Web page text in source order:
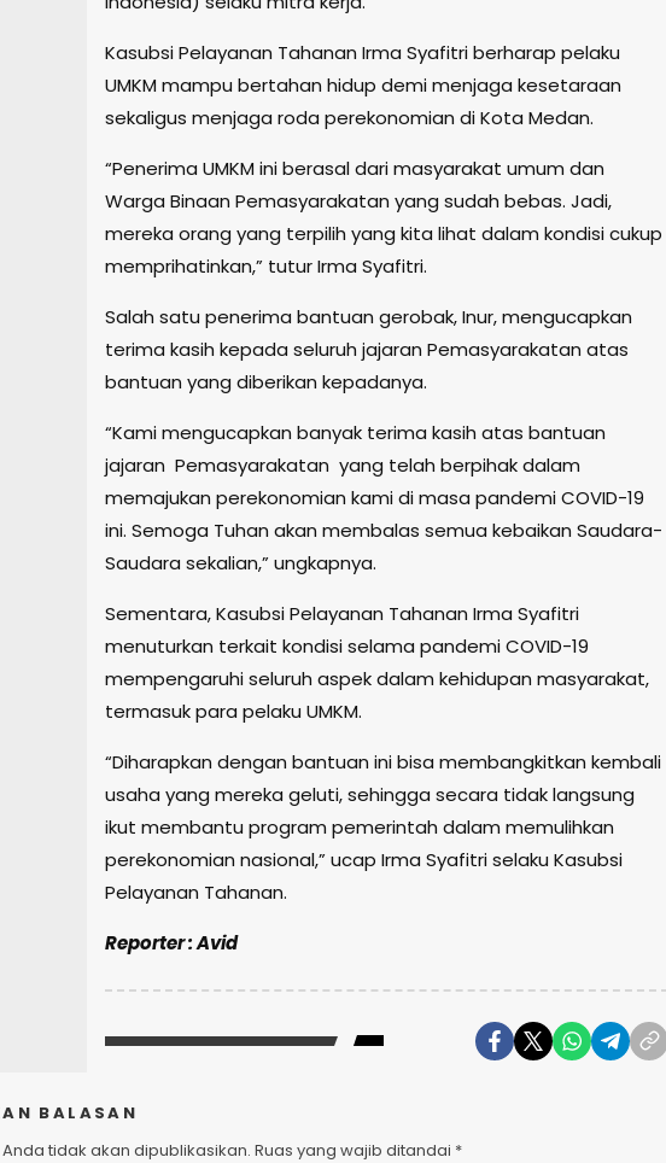
Kasubsi Pelayanan Tahanan Irma Syafitri berharap pelaku
UMKM mampu bertahan hidup demi menjaga kesetaraan
sekaligus menjaga roda perekonomian di Kota Medan.
“Penerima UMKM ini berasal dari masyarakat umum dan
Warga Binaan Pemasyarakatan yang sudah bebas. Jadi,
mereka orang yang terpilih yang kita lihat dalam kondisi cukup
memprihatinkan,” tutur Irma Syafitri.
Salah satu penerima bantuan gerobak, Inur, mengucapkan
terima kasih kepada seluruh jajaran Pemasyarakatan atas
bantuan yang diberikan kepadanya.
“Kami mengucapkan banyak terima kasih atas bantuan
jajaran Pemasyarakatan yang telah berpihak dalam
memajukan perekonomian kami di masa pandemi COVID-19
ini. Semoga Tuhan akan membalas semua kebaikan Saudara-
Saudara sekalian,” ungkapnya.
Sementara, Kasubsi Pelayanan Tahanan Irma Syafitri
menuturkan terkait kondisi selama pandemi COVID-19
mempengaruhi seluruh aspek dalam kehidupan masyarakat,
termasuk para pelaku UMKM.
“Diharapkan dengan bantuan ini bisa membangkitkan kembali
usaha yang mereka geluti, sehingga secara tidak langsung
ikut membantu program pemerintah dalam memulihkan
perekonomian nasional,” ucap Irma Syafitri selaku Kasubsi
Pelayanan Tahanan.
Reporter : Avid
BALASAN
tidak akan dipublikasikan. Ruas yang wajib ditandai *